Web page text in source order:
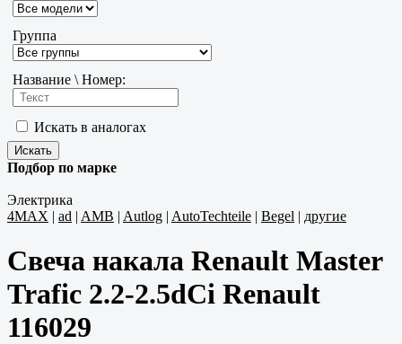
Группа
Название \ Номер:
Искать в аналогах
Подбор по марке
Электрика
4MAX | ad | AMB | Autlog | AutoTechteile | Begel | другие
Свеча накала Renault Master
Trafic 2.2-2.5dCi Renault
116029